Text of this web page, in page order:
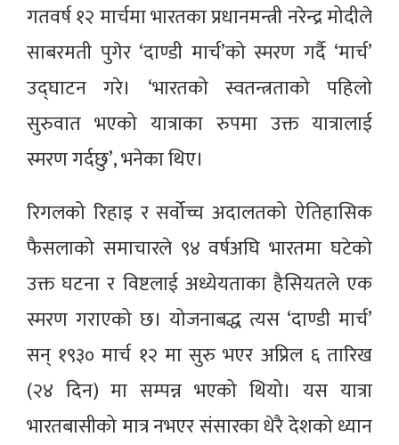
गतवर्ष १२ मार्चमा भारतका प्रधानमन्त्री नरेन्द्र मोदीले
साबरमती पुगेर ‘दाण्डी मार्च’को स्मरण गर्दै ‘मार्च’
उद्घाटन गरे। ‘भारतको स्वतन्त्रताको पहिलो
सुरुवात भएको यात्राका रुपमा उक्त यात्रालाई
स्मरण गर्दछु’, भनेका थिए।
रिगलको रिहाइ र सर्वोच्च अदालतको ऐतिहासिक
फैसलाको समाचारले ९४ वर्षअघि भारतमा घटेको
उक्त घटना र विष्टलाई अध्येयताका हैसियतले एक
स्मरण गराएको छ। योजनाबद्ध त्यस ‘दाण्डी मार्च’
सन् १९३० मार्च १२ मा सुरु भएर अप्रिल ६ तारिख
(२४ दिन) मा सम्पन्न भएको थियो। यस यात्रा
भारतबासीको मात्र नभएर संसारका धेरै देशको ध्यान